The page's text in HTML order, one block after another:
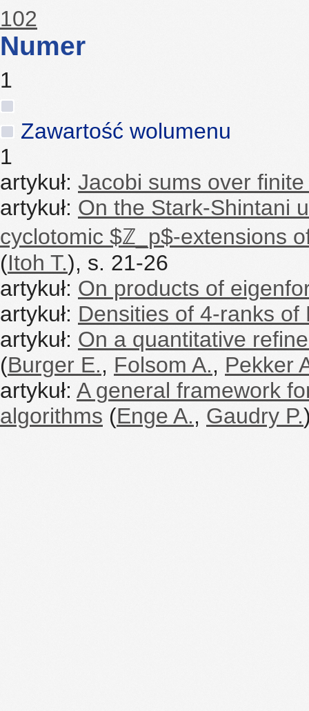
102
Numer
1
Zawartość wolumenu
1
artykuł: Jacobi sums over
artykuł: On the Stark-Shintani
cyclotomic $ℤ_p$-extensions
(Itoh T.), s. 21-26
artykuł: On products of
artykuł: Densities of 4-ranks of
artykuł: On a quantitative
(Burger E., Folsom A., Pekker
artykuł: A general framework
algorithms (Enge A., Gaudry P.